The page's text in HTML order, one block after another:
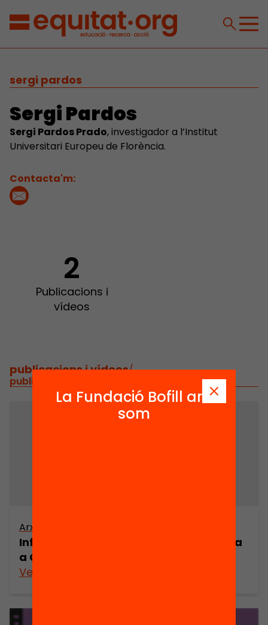
sergi pardos
Sergi Pardos
Sergi Pardos Prado, investigador a l’Institut
Universitari Europeu de Florència.
Contacta'm:
2
Publicacions i
vídeos
publicacions i vídeos/
publicacions i vídeos relacionats
Arxiu
Informe sobre l’estat de la democràcia
a Catalunya
Veure’n més
La Fundació Bofill ara
som